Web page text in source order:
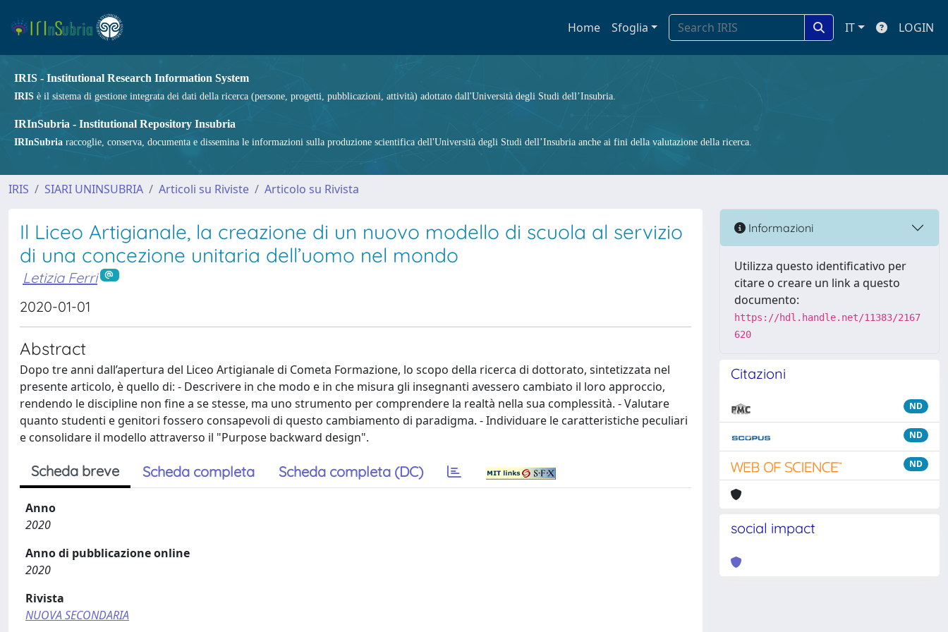
Home Sfoglia IT LOGIN
IRIS - Institutional Research Information System
IRIS è il sistema di gestione integrata dei dati della ricerca (persone, progetti, pubblicazioni, attività) adottato dall'Università degli Studi dell’Insubria.
IRInSubria - Institutional Repository Insubria
IRInSubria raccoglie, conserva, documenta e dissemina le informazioni sulla produzione scientifica dell'Università degli Studi dell’Insubria anche ai fini della valutazione della ricerca.
IRIS SIARI UNINSUBRIA Articoli su Riviste Articolo su Rivista
Il Liceo Artigianale, la creazione di un nuovo modello di scuola al servizio
di una concezione unitaria dell’uomo nel mondo
Letizia Ferri
2020-01-01
Abstract
Dopo tre anni dall’apertura del Liceo Artigianale di Cometa Formazione, lo scopo della ricerca di dottorato, sintetizzata nel
presente articolo, è quello di: - Descrivere in che modo e in che misura gli insegnanti avessero cambiato il loro approccio,
rendendo le discipline non fine a se stesse, ma uno strumento per comprendere la realtà nella sua complessità. - Valutare
quanto studenti e genitori fossero consapevoli di questo cambiamento di paradigma. - Individuare le caratteristiche peculiari
e consolidare il modello attraverso il "Purpose backward design".
Scheda breve Scheda completa Scheda completa (DC)
Anno
2020
Anno di pubblicazione online
2020
Rivista
NUOVA SECONDARIA
Informazioni
Utilizza questo identificativo per
citare o creare un link a questo
documento:
https://hdl.handle.net/11383/2167
620
Citazioni
ND
ND
ND
social impact